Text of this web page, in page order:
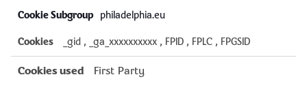
philadelphia.eu
_gid , _ga_xxxxxxxxxx , FPID , FPLC , FPGSID
First Party